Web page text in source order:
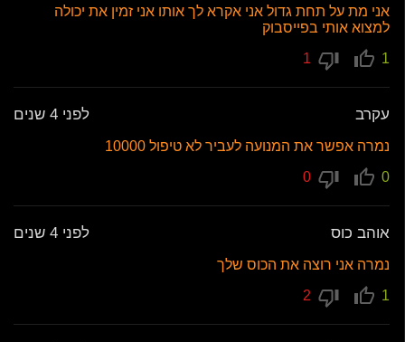
אני מת על תחת גדול אני אקרא לך אותו אני זמין את יכולה
למצוא אותי בפייסבוק
1
עקרב לפני 4 שנים
נמרה אפשר את המנועה לעביר לא טיפול 10000
0
אוהב כוס לפני 4 שנים
נמרה אני רוצה את הכוס שלך
1